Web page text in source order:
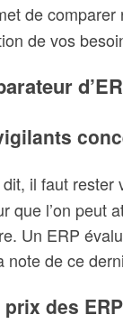
de
de vos
il faut
que l’on peut
Un ERP
note de ce
des